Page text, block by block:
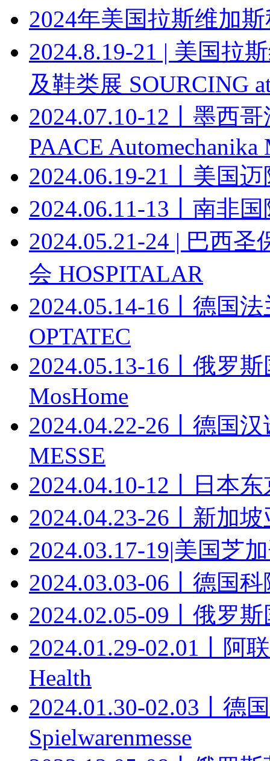
2024年美国拉斯维加
2024.8.19-21 | 美国拉
及鞋类展 SOURCING
2024.07.10-12丨墨西
PAACE Automechanika
2024.06.19-21丨美国
2024.06.11-13丨南非
2024.05.21-24 | 巴西
会 HOSPITALAR
2024.05.14-16丨德国
OPTATEC
2024.05.13-16丨俄罗
MosHome
2024.04.22-26丨德国
MESSE
2024.04.10-12丨日本
2024.04.23-26丨新加
2024.03.17-19|美国芝
2024.03.03-06丨德国
2024.02.05-09丨俄罗
2024.01.29-02.01丨阿
Health
2024.01.30-02.03丨德
Spielwarenmesse